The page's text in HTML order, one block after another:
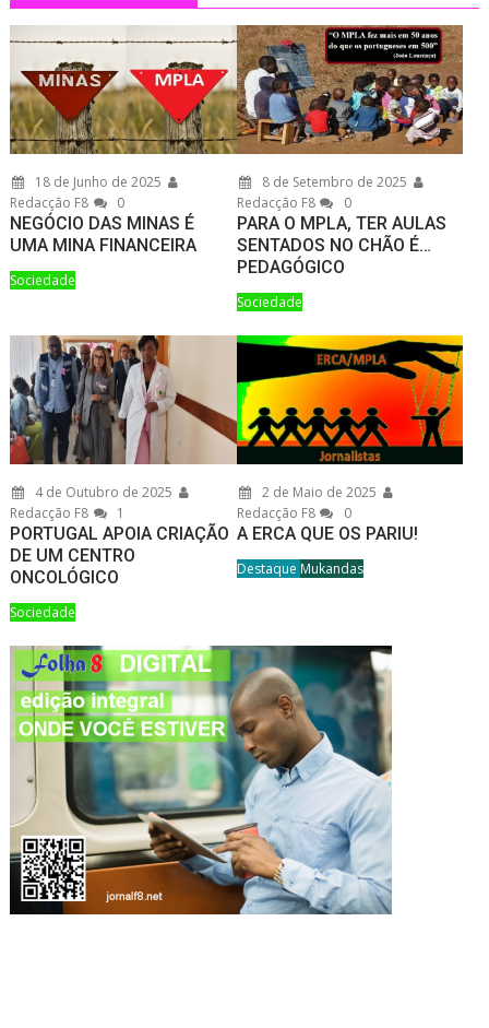
18 de Junho de 2025
Redacção F8
0
NEGÓCIO DAS MINAS É
UMA MINA FINANCEIRA
Sociedade
8 de Setembro de 2025
Redacção F8
0
PARA O MPLA, TER AULAS
SENTADOS NO CHÃO É…
PEDAGÓGICO
Sociedade
4 de Outubro de 2025
Redacção F8
1
PORTUGAL APOIA CRIAÇÃO
DE UM CENTRO
ONCOLÓGICO
Sociedade
2 de Maio de 2025
Redacção F8
0
A ERCA QUE OS PARIU!
Destaque Mukandas